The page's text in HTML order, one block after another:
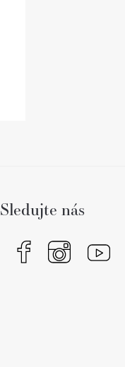
Sledujte nás